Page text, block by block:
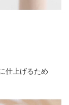
仕上げるため